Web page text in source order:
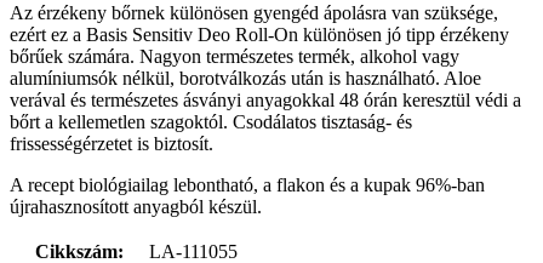
Az érzékeny bőrnek különösen gyengéd ápolásra van szüksége,
ezért ez a Basis Sensitiv Deo Roll-On különösen jó tipp érzékeny
bőrűek számára. Nagyon természetes termék, alkohol vagy
alumíniumsók nélkül, borotválkozás után is használható. Aloe
verával és természetes ásványi anyagokkal 48 órán keresztül védi a
bőrt a kellemetlen szagoktól. Csodálatos tisztaság- és
frissességérzetet is biztosít.
A recept biológiailag lebontható, a flakon és a kupak 96%-ban
újrahasznosított anyagból készül.
Cikkszám:
LA-111055